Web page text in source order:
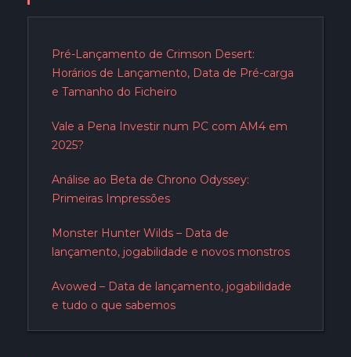
Pré-Lançamento de Crimson Desert:
Horários de Lançamento, Data de Pré-carga
e Tamanho do Ficheiro
Vale a Pena Investir num PC com AM4 em
2025?
Análise ao Beta de Chrono Odyssey:
Primeiras Impressões
Monster Hunter Wilds – Data de
lançamento, jogabilidade e novos monstros
Avowed – Data de lançamento, jogabilidade
e tudo o que sabemos